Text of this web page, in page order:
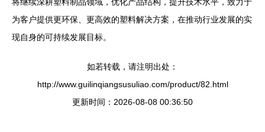
为客户提供更环保、更高效的塑料解决方案，在推动行业发展的实
现自身的可持续发展目标。
如若转载，请注明出处：
http://www.guilinqiangsusuliao.com/product/82.html
更新时间：2026-08-08 00:36:50